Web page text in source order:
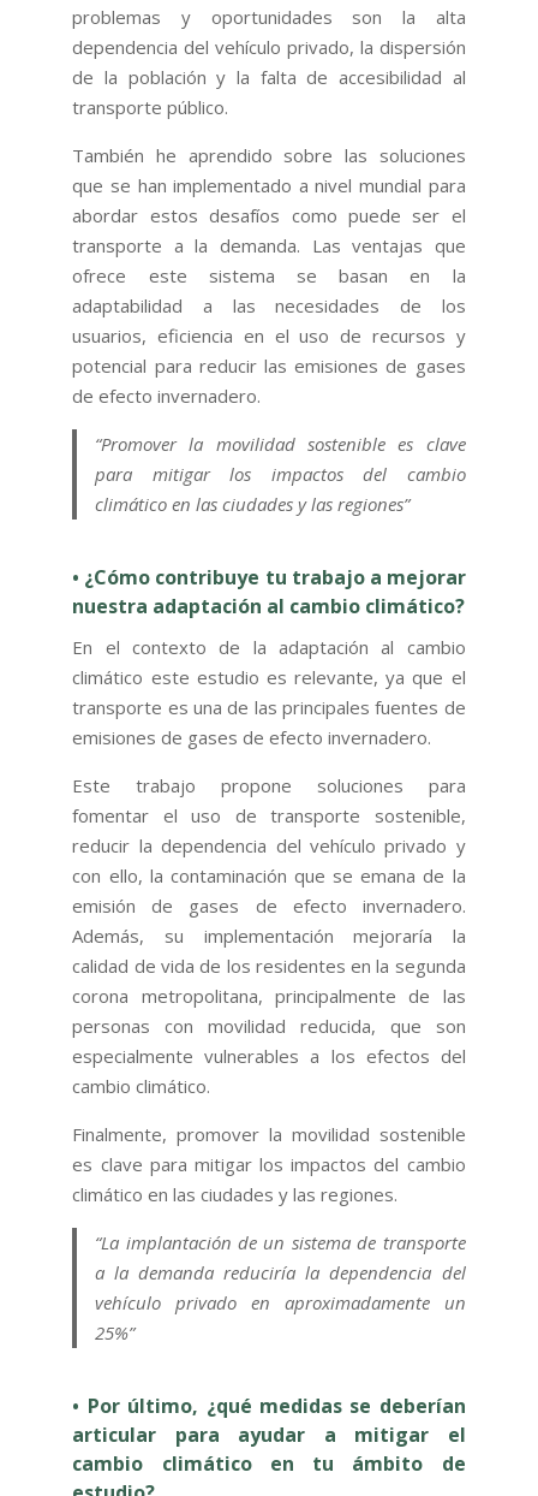
problemas y oportunidades son la alta
dependencia del vehículo privado, la dispersión
de la población y la falta de accesibilidad al
transporte público.
También he aprendido sobre las soluciones
que se han implementado a nivel mundial para
abordar estos desafíos como puede ser el
transporte a la demanda. Las ventajas que
ofrece este sistema se basan en la
adaptabilidad a las necesidades de los
usuarios, eficiencia en el uso de recursos y
potencial para reducir las emisiones de gases
de efecto invernadero.
“Promover la movilidad sostenible es clave
para mitigar los impactos del cambio
climático en las ciudades y las regiones”
• ¿Cómo contribuye tu trabajo a mejorar
nuestra adaptación al cambio climático?
En el contexto de la adaptación al cambio
climático este estudio es relevante, ya que el
transporte es una de las principales fuentes de
emisiones de gases de efecto invernadero.
Este trabajo propone soluciones para
fomentar el uso de transporte sostenible,
reducir la dependencia del vehículo privado y
con ello, la contaminación que se emana de la
emisión de gases de efecto invernadero.
Además, su implementación mejoraría la
calidad de vida de los residentes en la segunda
corona metropolitana, principalmente de las
personas con movilidad reducida, que son
especialmente vulnerables a los efectos del
cambio climático.
Finalmente, promover la movilidad sostenible
es clave para mitigar los impactos del cambio
climático en las ciudades y las regiones.
“La implantación de un sistema de transporte
a la demanda reduciría la dependencia del
vehículo privado en aproximadamente un
25%”
• Por último, ¿qué medidas se deberían
articular para ayudar a mitigar el
cambio climático en tu ámbito de